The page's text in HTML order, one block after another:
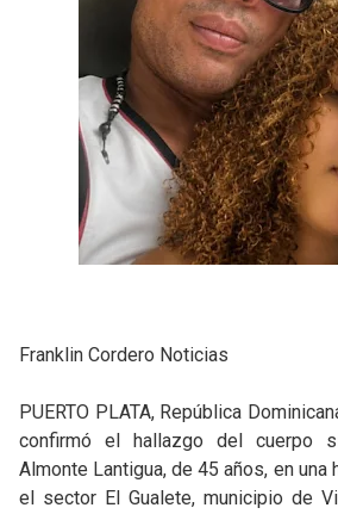
Franklin Cordero Noticias
PUERTO PLATA, República
confirmó el hallazgo del cuerpo
Almonte Lantigua, de 45 años, en una
el sector El Gualete, municipio de